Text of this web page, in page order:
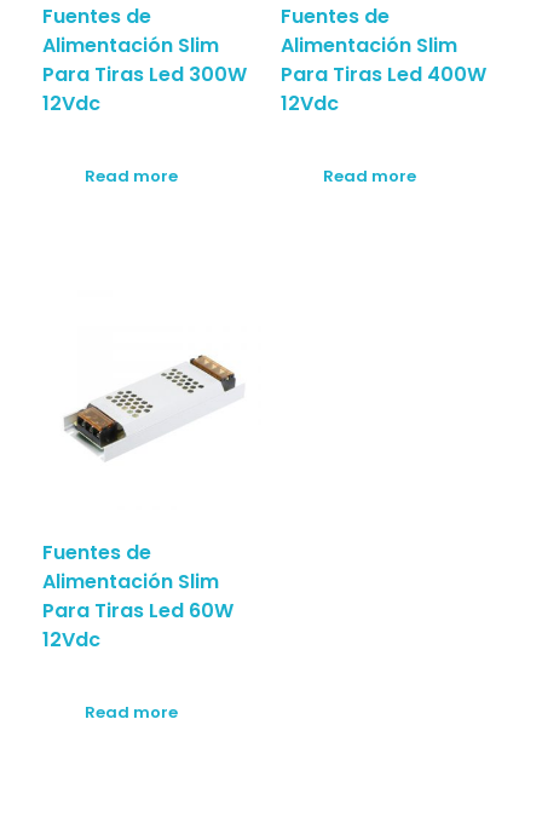
Fuentes de
Alimentación Slim
Para Tiras Led 300W
12Vdc
Read more
Fuentes de
Alimentación Slim
Para Tiras Led 400W
12Vdc
Read more
Fuentes de
Alimentación Slim
Para Tiras Led 60W
12Vdc
Read more